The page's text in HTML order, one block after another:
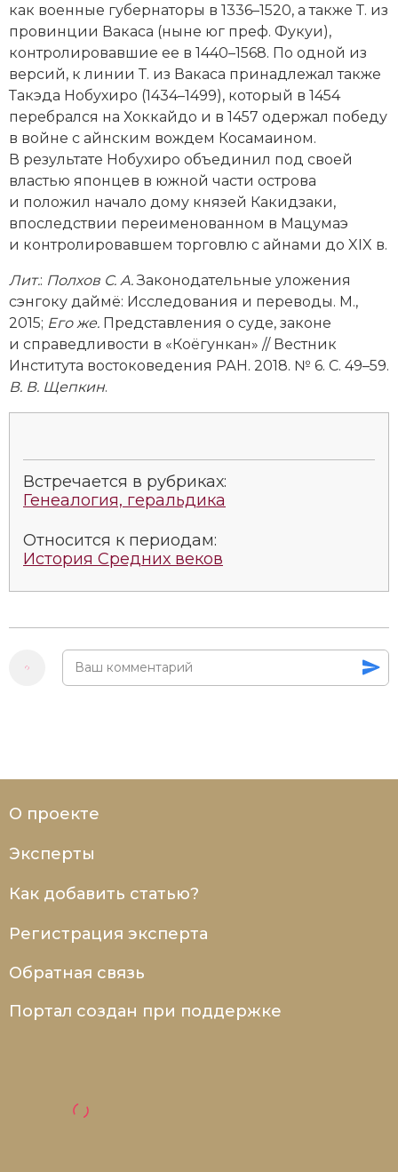
Специальные исторические дисциплины
СССР
Южная Америка
как военные губернаторы в 1336–1520, а также Т. из
провинции Вакаса (ныне юг преф. Фукуи),
контролировавшие ее в 1440–1568. По одной из
версий, к линии Т. из Вакаса принадлежал также
Такэда Нобухиро (1434–1499), который в 1454
перебрался на Хоккайдо и в 1457 одержал победу
в вой­не с айнским вождем Косамаином.
В результате Нобухиро объединил под своей
властью японцев в южной части острова
и положил начало дому князей Какидзаки,
впоследствии переименованном в Мацумаэ
и контролировавшем торговлю с айнами до XIX в.
Лит.: Полхов С. А.Законодательные уложения
сэнгоку даймё: Исследования и переводы. М.,
2015; Его же. Представления о суде, законе
и справедливости в «Коёгункан» // Вестник
Института востоковедения РАН. 2018. № 6. С. 49–59.
В. В. Щепкин.
Встречается в рубриках:
Генеалогия, геральдика
Относится к периодам:
История Средних веков
О проекте
Эксперты
Как добавить статью?
Регистрация эксперта
Обратная связь
Портал создан при поддержке